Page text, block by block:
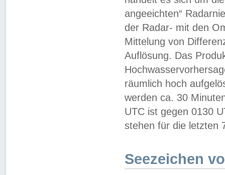
angeeichten“
der Radar- mit den
Mittelung von
Auflösung. Das
räumlich hoch
werden ca. 30
UTC ist gegen 0130
stehen für die letzten
Seezeichen